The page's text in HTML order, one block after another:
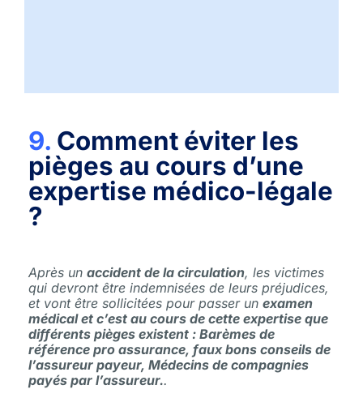
9. Comment éviter les
pièges au cours d’une
expertise médico-légale
?
Après un accident de la circulation, les victimes
qui devront être indemnisées de leurs préjudices,
et vont être sollicitées pour passer un examen
médical et c’est au cours de cette expertise que
différents pièges existent : Barèmes de
référence pro assurance, faux bons conseils de
l’assureur payeur, Médecins de compagnies
payés par l’assureur..